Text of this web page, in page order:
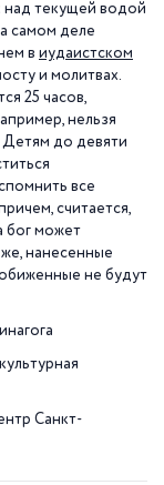
над текущей водой
самом деле
в иудаистском
и молитвах.
25 часов,
нельзя
Детям до девяти
все
считается,
бог может
нанесенные
не будут
Санкт-